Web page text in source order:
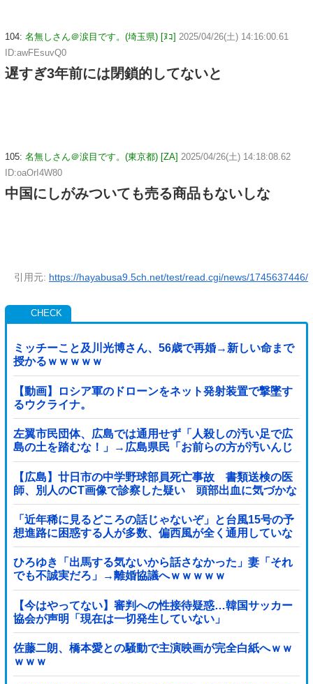
104: 名無しさん＠涙目です。(埼玉県) [ﾇｺ] 2025/04/26(土) 14:16:00.61
ID:awFEsuvQ0
遅すぎ3年前には閉鎖的してないと
105: 名無しさん＠涙目です。(東京都) [ZA] 2025/04/26(土) 14:18:08.62
ID:oaOrI4W80
中国にしがみついても売る商品もないしな
引用元: https://hayabusa9.5ch.net/test/read.cgi/news/1745637446/
ミッチーこと及川光博さん、56歳で再婚→新しい命まで
授かるｗｗｗｗｗ
【動画】ロシア軍のドローンをネット発射装置で撃墜す
るウクライナ。
左翼市民団体、広島では通用せず「人殺しの汚い足で広
島の土を踏むな！」→広島県民「お前らの方が汚いんじ
ゃ！」「ワシらが広島県民じゃ」
【広島】廿日市の中学野球部員死亡事故 書類送検の医
師、別人のCT画像で診察した疑い 頭部出血に気づかな
かった可能性
「近年稀に見るどころの話じゃないぞ」と台風15号の予
想進路に困惑する人が多数、偏西風が全く通用していな
いんだけど……他
ひろゆき「出馬する気ないから話さなかった」妻「それ
でも不誠実だろ」→離婚協議へｗｗｗｗｗ
【今はやってない】審判への性接待疑惑…韓国サッカー
協会が声明「現在は一切発生していない」
佐藤二朗、橋本愛との騒動で主演映画が完全白紙へｗｗ
ｗｗｗ